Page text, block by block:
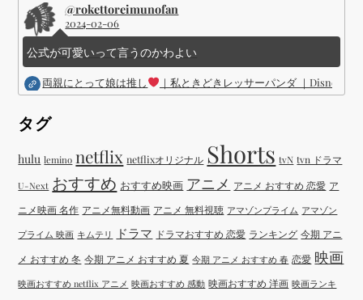
@rokettoreimunofan
2024-02-06
公式が可愛いって言うのかわよい
両親にとって娘は推し ｜私ときどきレッサーパンダ ｜Disney (
タグ
hulu lemino netflix netflixオリジナル Shorts tvN tvn ドラマ
U-Next おすすめ おすすめ映画 アニメ アニメ おすすめ 恋愛 ア
ニメ映画 名作 アニメ無料動画 アニメ 無料視聴 アマゾンプライム アマゾン
プライム 映画 キムテリ ドラマ ドラマおすすめ 恋愛 ランキング 今期 アニ
メ おすすめ 冬 今期 アニメ おすすめ 夏 今期 アニメ おすすめ 春 恋愛 映画
映画おすすめ netflix アニメ 映画おすすめ 感動 映画おすすめ 洋画 映画ランキ